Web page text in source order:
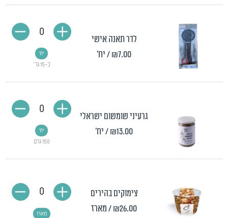
לדר תאנה אישי
₪7.00/ יח'
כ-15 גר'
יח'
0
גרעיני שומשום ישראלי
₪13.00/ יח'
150 גרם
יח'
0
צימוקים בהירים
₪26.00/ מארז מארז
0